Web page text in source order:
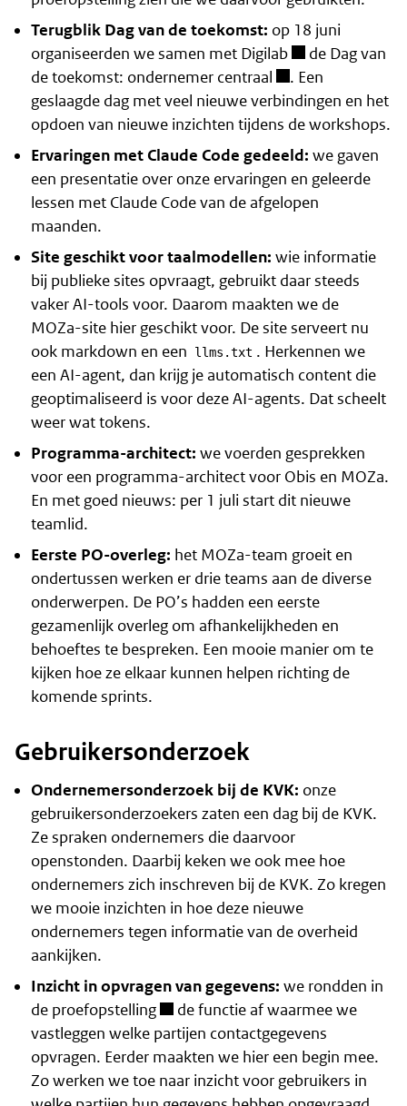
Terugblik Dag van de toekomst: op 18 juni
organiseerden we samen met Digilab de Dag van
de toekomst: ondernemer centraal
. Een
geslaagde dag met veel nieuwe verbindingen en het
opdoen van nieuwe inzichten tijdens de workshops.
Ervaringen met Claude Code gedeeld: we gaven
een presentatie over onze ervaringen en geleerde
lessen met Claude Code van de afgelopen
maanden.
Site geschikt voor taalmodellen: wie informatie
bij publieke sites opvraagt, gebruikt daar steeds
vaker AI-tools voor. Daarom maakten we de
MOZa-site hier geschikt voor. De site serveert nu
ook markdown en een
llms.txt . Herkennen we
een AI-agent, dan krijg je automatisch content die
geoptimaliseerd is voor deze AI-agents. Dat scheelt
weer wat tokens.
Programma-architect: we voerden gesprekken
voor een programma-architect voor Obis en MOZa.
En met goed nieuws: per 1 juli start dit nieuwe
teamlid.
Eerste PO-overleg: het MOZa-team groeit en
ondertussen werken er drie teams aan de diverse
onderwerpen. De PO’s hadden een eerste
gezamenlijk overleg om afhankelijkheden en
behoeftes te bespreken. Een mooie manier om te
kijken hoe ze elkaar kunnen helpen richting de
komende sprints.
Gebruikersonderzoek
Ondernemersonderzoek bij de KVK: onze
gebruikersonderzoekers zaten een dag bij de KVK.
Ze spraken ondernemers die daarvoor
openstonden. Daarbij keken we ook mee hoe
ondernemers zich inschreven bij de KVK. Zo kregen
we mooie inzichten in hoe deze nieuwe
ondernemers tegen informatie van de overheid
aankijken.
Inzicht in opvragen van gegevens: we rondden in
de proefopstelling
de functie af waarmee we
vastleggen welke partijen contactgegevens
opvragen. Eerder maakten we hier een begin mee.
Zo werken we toe naar inzicht voor gebruikers in